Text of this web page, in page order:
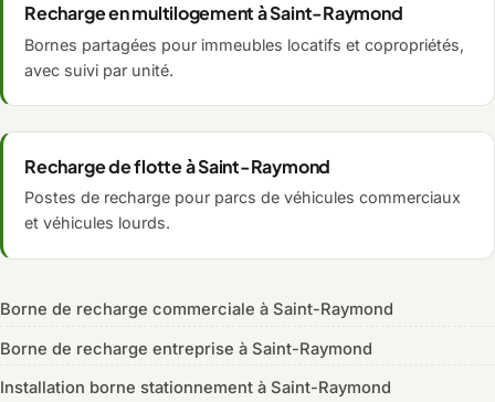
Recharge en multilogement à Saint-Raymond
Bornes partagées pour immeubles locatifs et copropriétés,
avec suivi par unité.
Recharge de flotte à Saint-Raymond
Postes de recharge pour parcs de véhicules commerciaux
et véhicules lourds.
Borne de recharge commerciale à Saint-Raymond
Borne de recharge entreprise à Saint-Raymond
Installation borne stationnement à Saint-Raymond